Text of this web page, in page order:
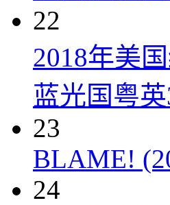
22
2018年美
蓝光国粤
23
BLAME!
24